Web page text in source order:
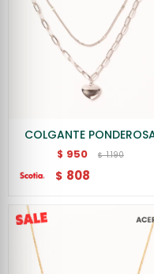
COLGANTE
$ 950 $ 1.190
$ 808